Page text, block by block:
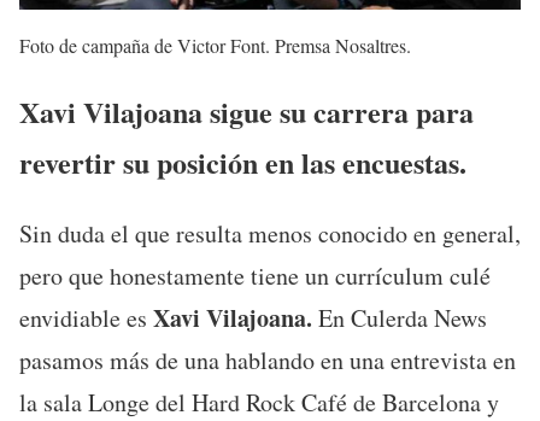
Foto de campaña de Victor Font. Premsa Nosaltres.
Xavi Vilajoana sigue su carrera para
revertir su posición en las encuestas.
Sin duda el que resulta menos conocido en general,
pero que honestamente tiene un currículum culé
envidiable es Xavi Vilajoana. En Culerda News
pasamos más de una hablando en una entrevista en
la sala Longe del Hard Rock Café de Barcelona y